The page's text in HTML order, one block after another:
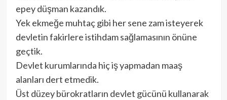
epey düşman kazandık.
Yek ekmeğe muhtaç gibi her sene zam isteyerek
devletin fakirlere istihdam sağlamasının önüne
geçtik.
Devlet kurumlarında hiç iş yapmadan maaş
alanları dert etmedik.
Üst düzey bürokratların devlet gücünü kullanarak